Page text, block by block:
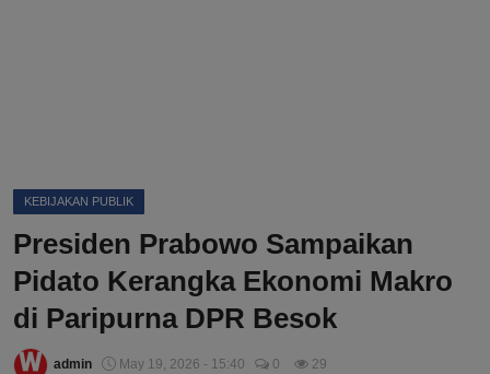
KEBIJAKAN PUBLIK
Presiden Prabowo Sampaikan
Pidato Kerangka Ekonomi Makro
di Paripurna DPR Besok
admin May 19, 2026 - 15:40 0 29